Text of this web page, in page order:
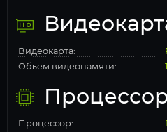
Видеокарта:
Объем видеопамяти:
Процессор: